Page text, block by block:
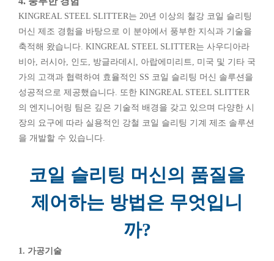
KINGREAL STEEL SLITTER는 20년 이상의 철강 코일 슬리팅
머신 제조 경험을 바탕으로 이 분야에서 풍부한 지식과 기술을
축적해 왔습니다. KINGREAL STEEL SLITTER는 사우디아라
비아, 러시아, 인도, 방글라데시, 아랍에미리트, 미국 및 기타 국
가의 고객과 협력하여 효율적인 SS 코일 슬리팅 머신 솔루션을
성공적으로 제공했습니다. 또한 KINGREAL STEEL SLITTER
의 엔지니어링 팀은 깊은 기술적 배경을 갖고 있으며 다양한 시
장의 요구에 따라 실용적인 강철 코일 슬리팅 기계 제조 솔루션
을 개발할 수 있습니다.
코일 슬리팅 머신의 품질을
제어하는 ​​방법은 무엇입니
까?
1. 가공기술